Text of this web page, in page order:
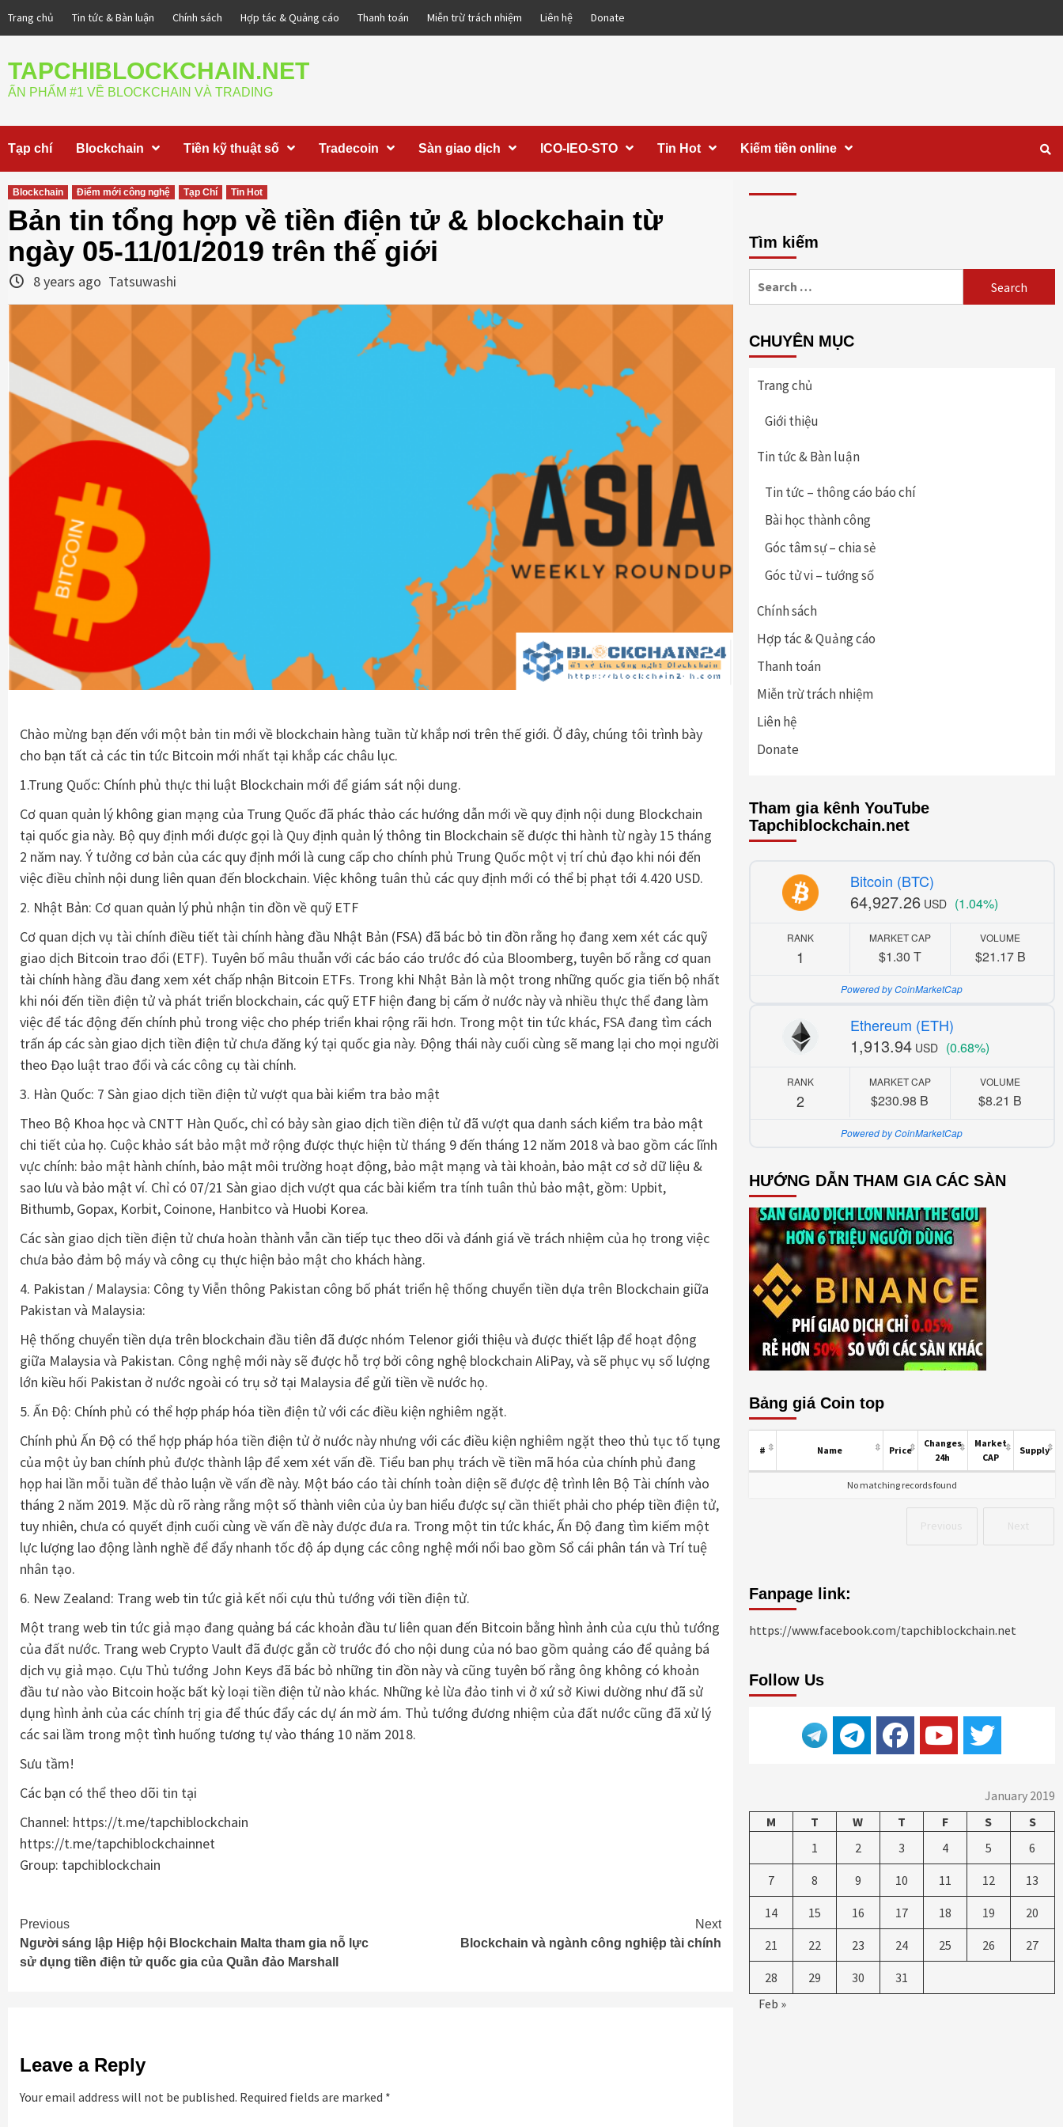
Trang chủ Tin tức & Bàn luận Chính sách Hợp tác & Quảng cáo Thanh toán Miễn trừ trách nhiệm Liên hệ Donate
TAPCHIBLOCKCHAIN.NET
ẤN PHẨM #1 VỀ BLOCKCHAIN VÀ TRADING
Tạp chí Blockchain Tiền kỹ thuật số Tradecoin Sàn giao dịch ICO-IEO-STO Tin Hot Kiếm tiền online
Blockchain Điểm mới công nghệ Tạp Chí Tin Hot
Bản tin tổng hợp về tiền điện tử & blockchain từ
ngày 05-11/01/2019 trên thế giới
8 years ago Tatsuwashi
Chào mừng bạn đến với một bản tin mới về blockchain hàng tuần từ khắp nơi trên thế giới. Ở đây, chúng tôi trình bày
cho bạn tất cả các tin tức Bitcoin mới nhất tại khắp các châu lục.
1.Trung Quốc: Chính phủ thực thi luật Blockchain mới để giám sát nội dung.
Cơ quan quản lý không gian mạng của Trung Quốc đã phác thảo các hướng dẫn mới về quy định nội dung Blockchain
tại quốc gia này. Bộ quy định mới được gọi là Quy định quản lý thông tin Blockchain sẽ được thi hành từ ngày 15 tháng
2 năm nay. Ý tưởng cơ bản của các quy định mới là cung cấp cho chính phủ Trung Quốc một vị trí chủ đạo khi nói đến
việc điều chỉnh nội dung liên quan đến blockchain. Việc không tuân thủ các quy định mới có thể bị phạt tới 4.420 USD.
2. Nhật Bản: Cơ quan quản lý phủ nhận tin đồn về quỹ ETF
Cơ quan dịch vụ tài chính điều tiết tài chính hàng đầu Nhật Bản (FSA) đã bác bỏ tin đồn rằng họ đang xem xét các quỹ
giao dịch Bitcoin trao đổi (ETF). Tuyên bố mâu thuẫn với các báo cáo trước đó của Bloomberg, tuyên bố rằng cơ quan
tài chính hàng đầu đang xem xét chấp nhận Bitcoin ETFs. Trong khi Nhật Bản là một trong những quốc gia tiến bộ nhất
khi nói đến tiền điện tử và phát triển blockchain, các quỹ ETF hiện đang bị cấm ở nước này và nhiều thực thể đang làm
việc để tác động đến chính phủ trong việc cho phép triển khai rộng rãi hơn. Trong một tin tức khác, FSA đang tìm cách
trấn áp các sàn giao dịch tiền điện tử chưa đăng ký tại quốc gia này. Động thái này cuối cùng sẽ mang lại cho mọi người
theo Đạo luật trao đổi và các công cụ tài chính.
3. Hàn Quốc: 7 Sàn giao dịch tiền điện tử vượt qua bài kiểm tra bảo mật
Theo Bộ Khoa học và CNTT Hàn Quốc, chỉ có bảy sàn giao dịch tiền điện tử đã vượt qua danh sách kiểm tra bảo mật
chi tiết của họ. Cuộc khảo sát bảo mật mở rộng được thực hiện từ tháng 9 đến tháng 12 năm 2018 và bao gồm các lĩnh
vực chính: bảo mật hành chính, bảo mật môi trường hoạt động, bảo mật mạng và tài khoản, bảo mật cơ sở dữ liệu &
sao lưu và bảo mật ví. Chỉ có 07/21 Sàn giao dịch vượt qua các bài kiểm tra tính tuân thủ bảo mật, gồm: Upbit,
Bithumb, Gopax, Korbit, Coinone, Hanbitco và Huobi Korea.
Các sàn giao dịch tiền điện tử chưa hoàn thành vẫn cần tiếp tục theo dõi và đánh giá về trách nhiệm của họ trong việc
chưa bảo đảm bộ máy và công cụ thực hiện bảo mật cho khách hàng.
4. Pakistan / Malaysia: Công ty Viễn thông Pakistan công bố phát triển hệ thống chuyển tiền dựa trên Blockchain giữa
Pakistan và Malaysia:
Hệ thống chuyển tiền dựa trên blockchain đầu tiên đã được nhóm Telenor giới thiệu và được thiết lập để hoạt động
giữa Malaysia và Pakistan. Công nghệ mới này sẽ được hỗ trợ bởi công nghệ blockchain AliPay, và sẽ phục vụ số lượng
lớn kiều hối Pakistan ở nước ngoài có trụ sở tại Malaysia để gửi tiền về nước họ.
5. Ấn Độ: Chính phủ có thể hợp pháp hóa tiền điện tử với các điều kiện nghiêm ngặt.
Chính phủ Ấn Độ có thể hợp pháp hóa tiền điện tử ở nước này nhưng với các điều kiện nghiêm ngặt theo thủ tục tố tụng
của một ủy ban chính phủ được thành lập để xem xét vấn đề. Tiểu ban phụ trách về tiền mã hóa của chính phủ đang
họp hai lần mỗi tuần để thảo luận về vấn đề này. Một báo cáo tài chính toàn diện sẽ được đệ trình lên Bộ Tài chính vào
tháng 2 năm 2019. Mặc dù rõ ràng rằng một số thành viên của ủy ban hiểu được sự cần thiết phải cho phép tiền điện tử,
tuy nhiên, chưa có quyết định cuối cùng về vấn đề này được đưa ra. Trong một tin tức khác, Ấn Độ đang tìm kiếm một
lực lượng lao động lành nghề để đẩy nhanh tốc độ áp dụng các công nghệ mới nổi bao gồm Sổ cái phân tán và Trí tuệ
nhân tạo.
6. New Zealand: Trang web tin tức giả kết nối cựu thủ tướng với tiền điện tử.
Một trang web tin tức giả mạo đang quảng bá các khoản đầu tư liên quan đến Bitcoin bằng hình ảnh của cựu thủ tướng
của đất nước. Trang web Crypto Vault đã được gắn cờ trước đó cho nội dung của nó bao gồm quảng cáo để quảng bá
dịch vụ giả mạo. Cựu Thủ tướng John Keys đã bác bỏ những tin đồn này và cũng tuyên bố rằng ông không có khoản
đầu tư nào vào Bitcoin hoặc bất kỳ loại tiền điện tử nào khác. Những kẻ lừa đảo tinh vi ở xứ sở Kiwi dường như đã sử
dụng hình ảnh của các chính trị gia để thúc đẩy các dự án mờ ám. Thủ tướng đương nhiệm của đất nước cũng đã xử lý
các sai lầm trong một tình huống tương tự vào tháng 10 năm 2018.
Sưu tầm!
Các bạn có thể theo dõi tin tại
Channel: https://t.me/tapchiblockchain
https://t.me/tapchiblockchainnet
Group: tapchiblockchain
Continue
Reading
Previous
Người sáng lập Hiệp hội Blockchain Malta tham gia nỗ lực
sử dụng tiền điện tử quốc gia của Quần đảo Marshall
Next
Blockchain và ngành công nghiệp tài chính
Leave a Reply
Your email address will not be published. Required fields are marked *
Tìm kiếm
CHUYÊN MỤC
Trang chủ
Giới thiệu
Tin tức & Bàn luận
Tin tức – thông cáo báo chí
Bài học thành công
Góc tâm sự – chia sẻ
Góc tử vi – tướng số
Chính sách
Hợp tác & Quảng cáo
Thanh toán
Miễn trừ trách nhiệm
Liên hệ
Donate
Tham gia kênh YouTube
Tapchiblockchain.net
Bitcoin (BTC)
64,927.26 USD (1.04%)
RANK
1
MARKET CAP
$1.30 T
VOLUME
$21.17 B
Powered by CoinMarketCap
Ethereum (ETH)
1,913.94 USD (0.68%)
RANK
2
MARKET CAP
$230.98 B
VOLUME
$8.21 B
Powered by CoinMarketCap
HƯỚNG DẪN THAM GIA CÁC SÀN
Bảng giá Coin top
Previous Next
# Name Price
Changes
24h
Market
CAP
Supply
No matching records found
Fanpage link:
https://www.facebook.com/tapchiblockchain.net
Follow Us
January 2019
M
T W T F S
S
1
2 3 4 5 6
7 8 9 10 11 12 13
14 15 16 17 18 19 20
21 22 23 24 25 26 27
28 29 30
31
Feb »